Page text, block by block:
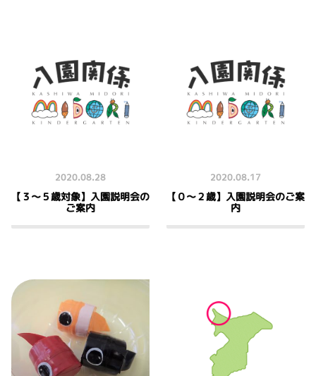
2020.08.28
【３～５歳対象】入園説明会の
ご案内
2020.08.17
【０～２歳】入園説明会のご案
内